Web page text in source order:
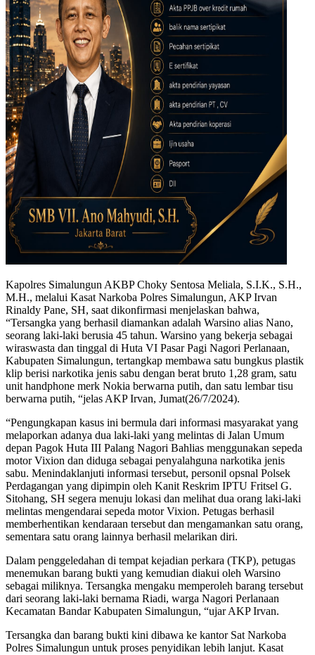
Kapolres Simalungun AKBP Choky Sentosa Meliala, S.I.K., S.H.,
M.H., melalui Kasat Narkoba Polres Simalungun, AKP Irvan
Rinaldy Pane, SH, saat dikonfirmasi menjelaskan bahwa,
“Tersangka yang berhasil diamankan adalah Warsino alias Nano,
seorang laki-laki berusia 45 tahun. Warsino yang bekerja sebagai
wiraswasta dan tinggal di Huta VI Pasar Pagi Nagori Perlanaan,
Kabupaten Simalungun, tertangkap membawa satu bungkus plastik
klip berisi narkotika jenis sabu dengan berat bruto 1,28 gram, satu
unit handphone merk Nokia berwarna putih, dan satu lembar tisu
berwarna putih, “jelas AKP Irvan, Jumat(26/7/2024).
“Pengungkapan kasus ini bermula dari informasi masyarakat yang
melaporkan adanya dua laki-laki yang melintas di Jalan Umum
depan Pagok Huta III Palang Nagori Bahlias menggunakan sepeda
motor Vixion dan diduga sebagai penyalahguna narkotika jenis
sabu. Menindaklanjuti informasi tersebut, personil opsnal Polsek
Perdagangan yang dipimpin oleh Kanit Reskrim IPTU Fritsel G.
Sitohang, SH segera menuju lokasi dan melihat dua orang laki-laki
melintas mengendarai sepeda motor Vixion. Petugas berhasil
memberhentikan kendaraan tersebut dan mengamankan satu orang,
sementara satu orang lainnya berhasil melarikan diri.
Dalam penggeledahan di tempat kejadian perkara (TKP), petugas
menemukan barang bukti yang kemudian diakui oleh Warsino
sebagai miliknya. Tersangka mengaku memperoleh barang tersebut
dari seorang laki-laki bernama Riadi, warga Nagori Perlanaan
Kecamatan Bandar Kabupaten Simalungun, “ujar AKP Irvan.
Tersangka dan barang bukti kini dibawa ke kantor Sat Narkoba
Polres Simalungun untuk proses penyidikan lebih lanjut. Kasat